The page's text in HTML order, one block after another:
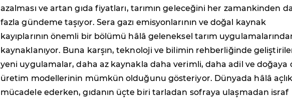
azalması ve artan gıda fiyatları, tarımın geleceğini her zamankinden
fazla gündeme taşıyor. Sera gazı emisyonlarının ve doğal kaynak
kayıplarının önemli bir bölümü hâlâ geleneksel tarım
kaynaklanıyor. Buna karşın, teknoloji ve bilimin rehberliğinde
yeni uygulamalar, daha az kaynakla daha verimli, daha adil ve doğaya
üretim modellerinin mümkün olduğunu gösteriyor. Dünyada hâlâ
mücadele ederken, gıdanın üçte biri tarladan sofraya ulaşmadan israf